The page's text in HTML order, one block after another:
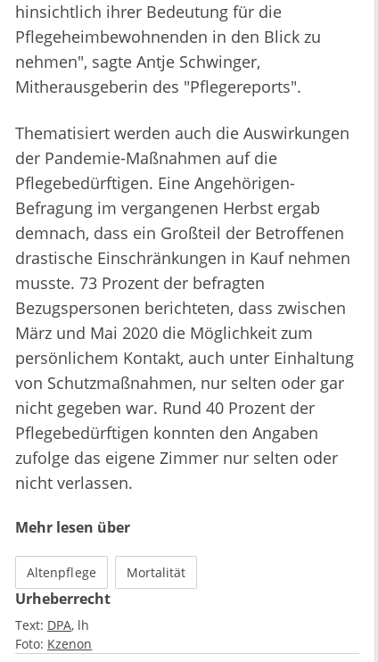
hinsichtlich ihrer Bedeutung für die
Pflegeheimbewohnenden in den Blick zu
nehmen", sagte Antje Schwinger,
Mitherausgeberin des "Pflegereports".
Thematisiert werden auch die Auswirkungen
der Pandemie-Maßnahmen auf die
Pflegebedürftigen. Eine Angehörigen-
Befragung im vergangenen Herbst ergab
demnach, dass ein Großteil der Betroffenen
drastische Einschränkungen in Kauf nehmen
musste. 73 Prozent der befragten
Bezugspersonen berichteten, dass zwischen
März und Mai 2020 die Möglichkeit zum
persönlichem Kontakt, auch unter Einhaltung
von Schutzmaßnahmen, nur selten oder gar
nicht gegeben war. Rund 40 Prozent der
Pflegebedürftigen konnten den Angaben
zufolge das eigene Zimmer nur selten oder
nicht verlassen.
Mehr lesen über
Altenpflege Mortalität
Urheberrecht
Text: DPA lh
Foto: Kzenon